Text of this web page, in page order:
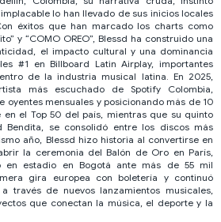
lo han llevado de sus inicios locales
éxitos que han marcado los charts como
y “COMO OREO”, Blessd ha construido una
el impacto cultural y una dominancia
#1 en Billboard Latin Airplay, importantes
de la industria musical latina. En 2025,
más escuchado de Spotify Colombia,
oyentes mensuales y posicionando más de 10
en el Top 50 del país, mientras que su quinto
Bendita, se consolidó entre los discos más
año, Blessd hizo historia al convertirse en
la ceremonia del Balón de Oro en París,
en estadio en Bogotá ante más de 55 mil
gira europea con boletería y continuó
través de nuevos lanzamientos musicales,
que conectan la música, el deporte y la